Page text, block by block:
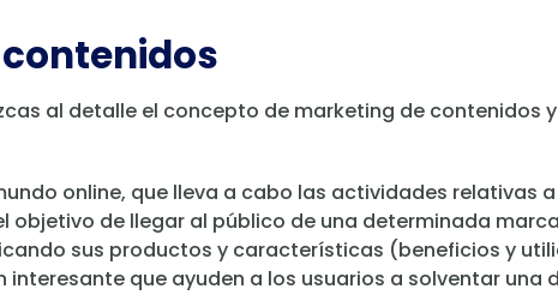
al detalle el concepto de marketing de contenidos
online, que lleva a cabo las actividades relativas
de llegar al público de una determinada
sus productos y características (beneficios y
que ayuden a los usuarios a solventar una